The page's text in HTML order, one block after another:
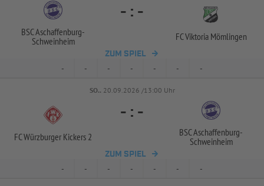
BSC Aschaffenburg-
Schweinheim
- : -
FC Viktoria Mömlingen
ZUM SPIEL
- - - - - - -
SO.. 20.09.2026 /13:00 Uhr
FC Würzburger Kickers 2
- : -
BSC Aschaffenburg-
Schweinheim
ZUM SPIEL
- - - - - - -